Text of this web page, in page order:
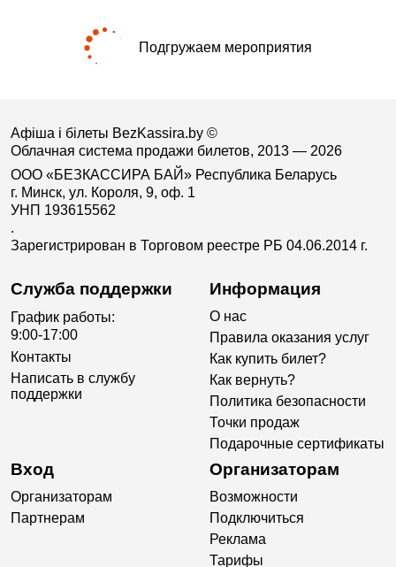
Подгружаем мероприятия
Афіша і білеты BezKassira.by ©
Облачная система продажи билетов, 2013 — 2026
ООО «БЕЗКАССИРА БАЙ» Республика Беларусь
г. Минск, ул. Короля, 9, оф. 1
УНП 193615562
.
Зарегистрирован в Торговом реестре РБ 04.06.2014 г.
Служба поддержки
График работы:
9:00-17:00
Контакты
Написать в службу
поддержки
Информация
О нас
Правила оказания услуг
Как купить билет?
Как вернуть?
Политика безопасности
Точки продаж
Подарочные сертификаты
Вход
Организаторам
Партнерам
Организаторам
Возможности
Подключиться
Реклама
Тарифы